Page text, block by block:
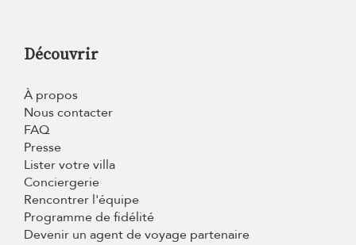
Découvrir
À propos
Nous contacter
FAQ
Presse
Lister votre villa
Conciergerie
Rencontrer l'équipe
Programme de fidélité
Devenir un agent de voyage partenaire